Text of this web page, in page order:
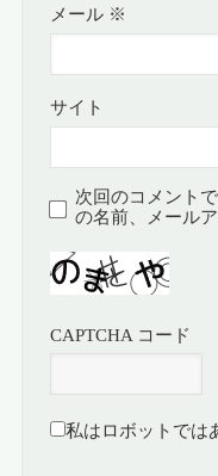
メール ※
サイト
次回のコメント
の名前、メール
CAPTCHA コード
私はロボットでは